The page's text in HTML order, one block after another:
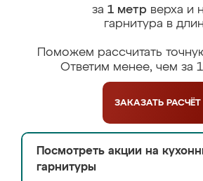
за 1 метрверха и
гарнитура в
Поможем рассчитать
Ответим менее, чем за
ЗАКАЗАТЬ РАСЧЁТ
Посмотреть акции на
гарнитуры